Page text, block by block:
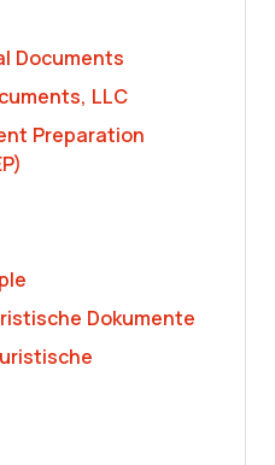
Documents
LLC
Preparation
Dokumente